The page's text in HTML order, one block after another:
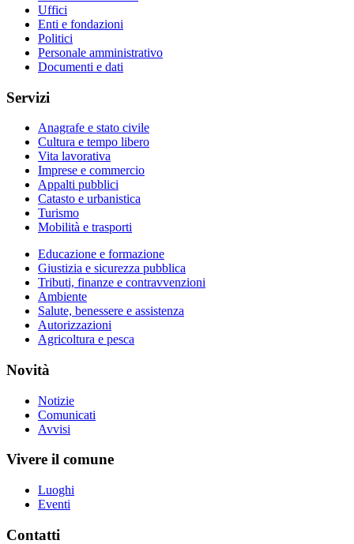
Uffici
Enti e fondazioni
Politici
Personale amministrativo
Documenti e dati
Servizi
Anagrafe e stato civile
Cultura e tempo libero
Vita lavorativa
Imprese e commercio
Appalti pubblici
Catasto e urbanistica
Turismo
Mobilità e trasporti
Educazione e formazione
Giustizia e sicurezza pubblica
Tributi, finanze e contravvenzioni
Ambiente
Salute, benessere e assistenza
Autorizzazioni
Agricoltura e pesca
Novità
Notizie
Comunicati
Avvisi
Vivere il comune
Luoghi
Eventi
Contatti